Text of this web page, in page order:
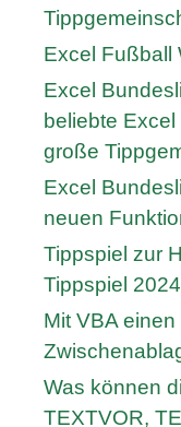
Excel Fußball
Excel
beliebte
große
Excel
neuen
Tippspiel zur
Tippspiel 2024
Mit VBA
Was können
TEXTVOR,